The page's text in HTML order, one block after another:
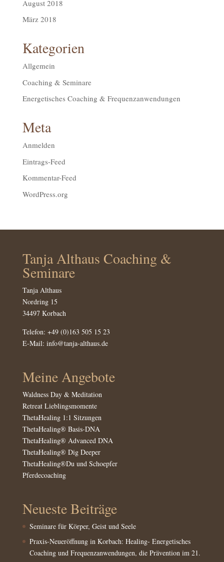
August 2018
März 2018
Kategorien
Allgemein
Coaching & Seminare
Energetisches Coaching & Frequenzanwendungen
Meta
Anmelden
Eintrags-Feed
Kommentar-Feed
WordPress.org
Tanja Althaus Coaching &
Seminare
Tanja Althaus
Nordring 15
34497 Korbach
Telefon: +49 (0)163 505 15 23
E-Mail: info@tanja-althaus.de
Meine Angebote
Waldness Day & Meditation
Retreat Lieblingsmomente
ThetaHealing 1:1 Sitzungen
ThetaHealing® Basis-DNA
ThetaHealing® Advanced DNA
ThetaHealing® Dig Deeper
ThetaHealing®Du und Schoepfer
Pferdecoaching
Neueste Beiträge
Seminare für Körper, Geist und Seele
Praxis-Neueröffnung in Korbach: Healing- Energetisches
Coaching und Frequenzanwendungen, die Prävention im 21.